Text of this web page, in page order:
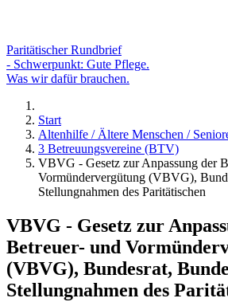
Paritätischer Rundbrief
- Schwerpunkt: Gute Pflege.
Was wir dafür brauchen.
Start
Altenhilfe / Ältere Menschen /
3 Betreuungsvereine (BTV)
VBVG - Gesetz zur Anpassung der
Vormündervergütung (VBVG),
Stellungnahmen des Paritätischen
VBVG - Gesetz zur
Betreuer- und
(VBVG), Bundesrat,
Stellungnahmen des